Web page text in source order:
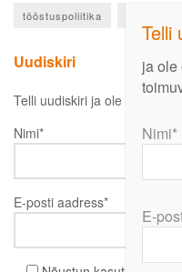
tööstuspoliitika
Uudiskiri
Telli uudiskiri ja ole
Nimi*
E-posti aadress*
ja ole
Nimi*
E-